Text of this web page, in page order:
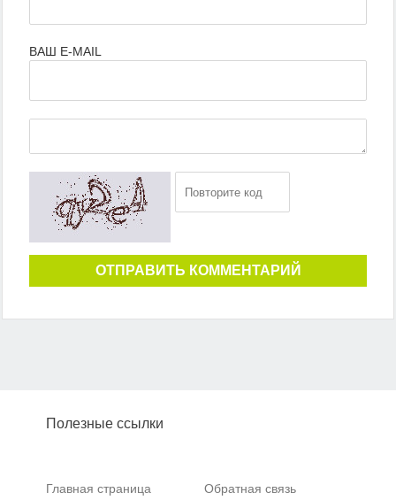
ВАШ E-MAIL
ОТПРАВИТЬ КОММЕНТАРИЙ
Полезные ссылки
Главная страница Обратная связь